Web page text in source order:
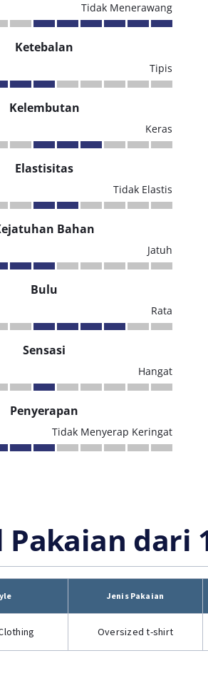
Tidak Menerawang
Ketebalan
Tipis
Kelembutan
Keras
Elastisitas
Tidak Elastis
Bahan
Jatuh
Bulu
Rata
Sensasi
Hangat
Penyerapan
Tidak Menyerap Keringat
Pakaian dari
Jenis Pakaian
Oversized t-shirt